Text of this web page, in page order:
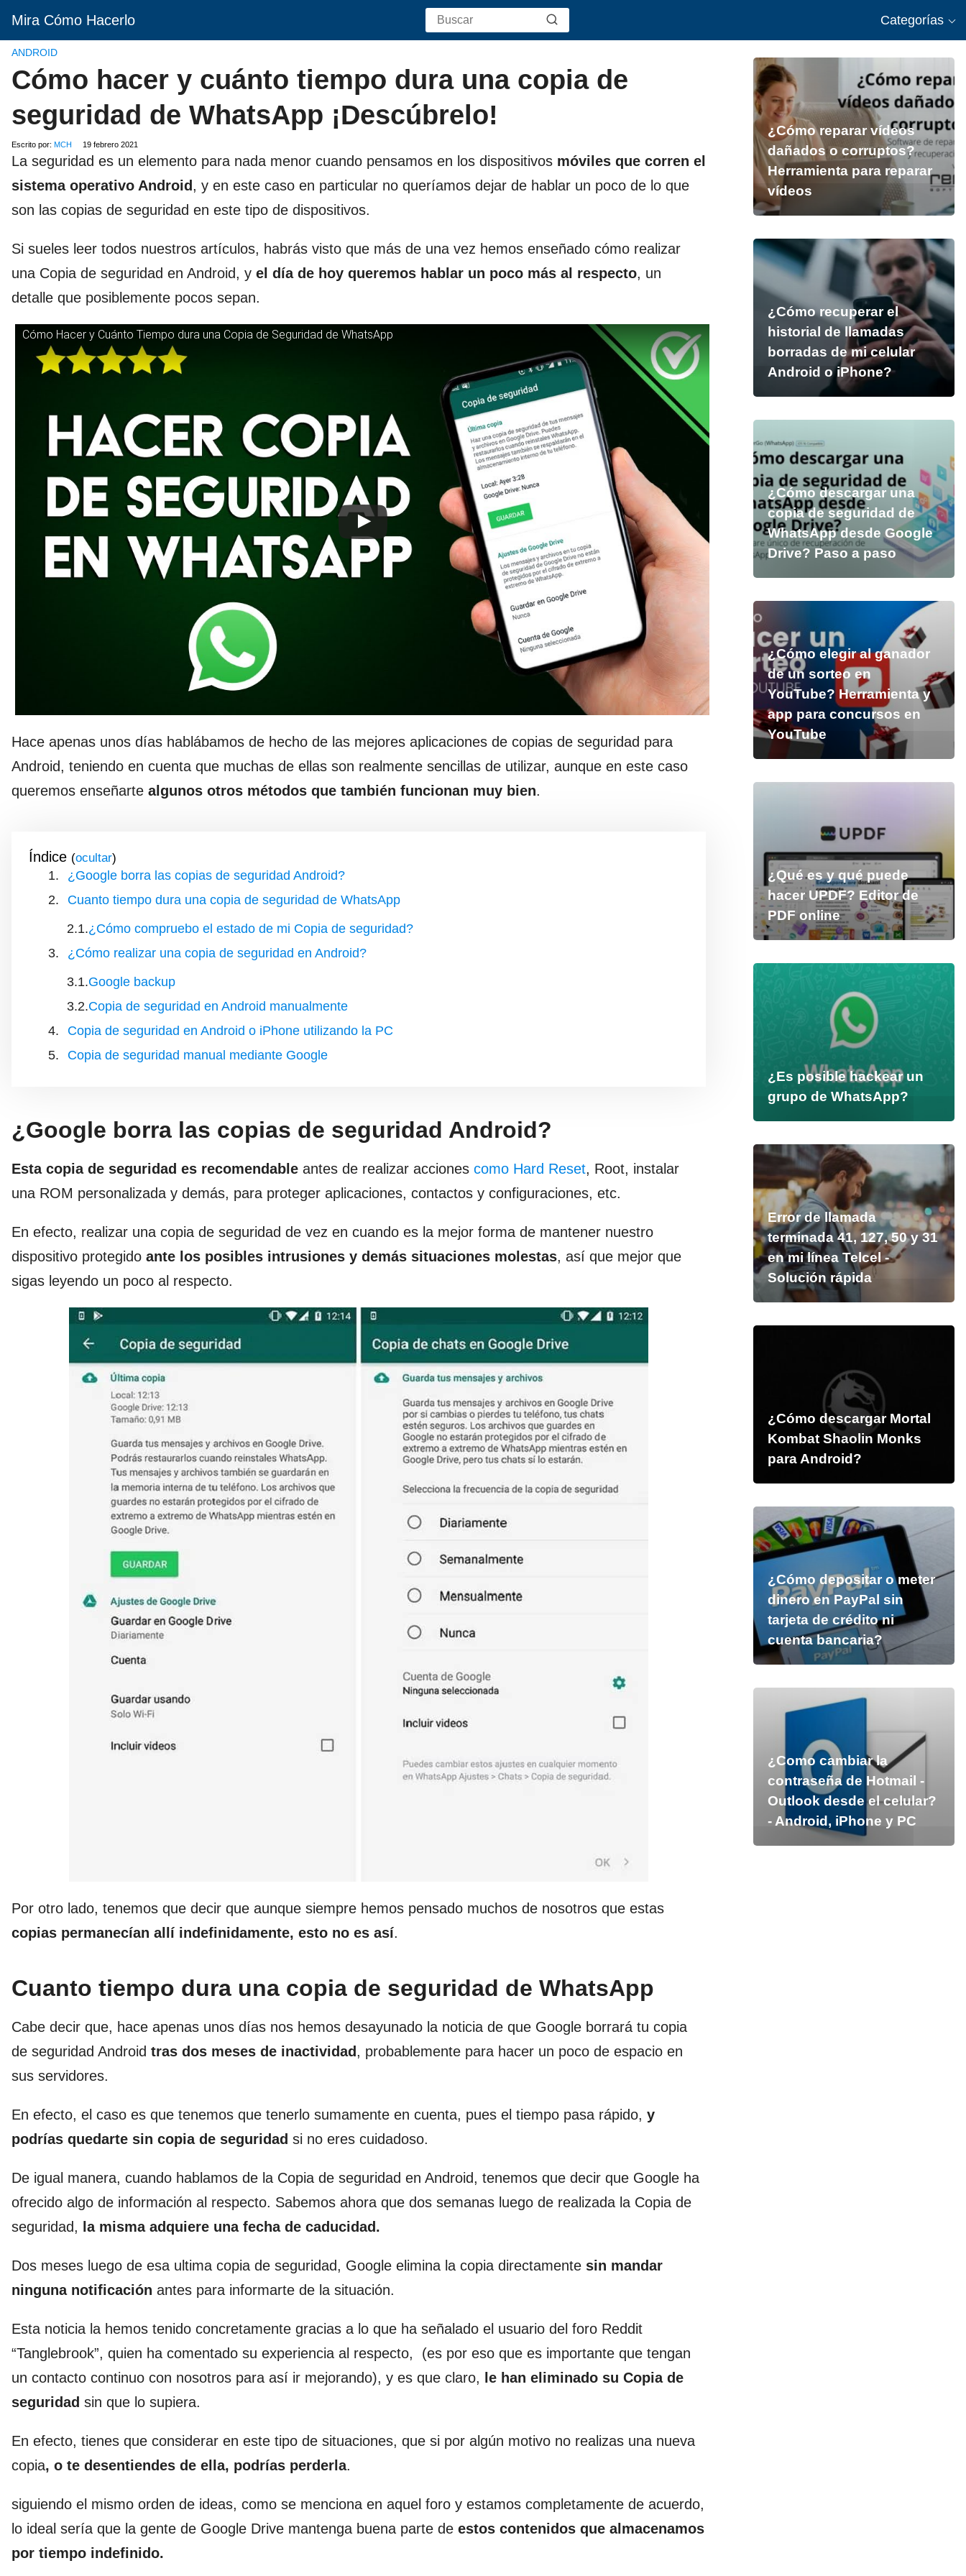
Mira Cómo Hacerlo Categorías
ANDROID
Cómo hacer y cuánto tiempo dura una copia de
seguridad de WhatsApp ¡Descúbrelo!
Escrito por: MCH 19 febrero 2021
La seguridad es un elemento para nada menor cuando pensamos en los dispositivos móviles que corren el
sistema operativo Android , y en este caso en particular no queríamos dejar de hablar un poco de lo que
son las copias de seguridad en este tipo de dispositivos.
Si sueles leer todos nuestros artículos, habrás visto que más de una vez hemos enseñado cómo realizar
una Copia de seguridad en Android, y el día de hoy queremos hablar un poco más al respecto, un
detalle que posiblemente pocos sepan.
Cómo Hacer y Cuánto Tiempo dura una Copia de Seguridad de WhatsApp
Hace apenas unos días hablábamos de hecho de las mejores aplicaciones de copias de seguridad para
Android, teniendo en cuenta que muchas de ellas son realmente sencillas de utilizar, aunque en este caso
queremos enseñarte algunos otros métodos que también funcionan muy bien.
Índice ( )
¿Google borra las copias de seguridad Android?
Cuanto tiempo dura una copia de seguridad de WhatsApp
¿Cómo compruebo el estado de mi Copia de seguridad?
¿Cómo realizar una copia de seguridad en Android?
Google backup
Copia de seguridad en Android manualmente
Copia de seguridad en Android o iPhone utilizando la PC
Copia de seguridad manual mediante Google
¿Google borra las copias de seguridad Android?
Esta copia de seguridad es recomendable antes de realizar acciones como Hard Reset, Root, instalar
una ROM personalizada y demás, para proteger aplicaciones, contactos y configuraciones, etc.
En efecto, realizar una copia de seguridad de vez en cuando es la mejor forma de mantener nuestro
dispositivo protegido ante los posibles intrusiones y demás situaciones molestas, así que mejor que
sigas leyendo un poco al respecto.
Por otro lado, tenemos que decir que aunque siempre hemos pensado muchos de nosotros que estas
copias permanecían allí indefinidamente, esto no es así.
Cuanto tiempo dura una copia de seguridad de WhatsApp
Cabe decir que, hace apenas unos días nos hemos desayunado la noticia de que Google borrará tu copia
de seguridad Android tras dos meses de inactividad, probablemente para hacer un poco de espacio en
sus servidores.
En efecto, el caso es que tenemos que tenerlo sumamente en cuenta, pues el tiempo pasa rápido, y
podrías quedarte sin copia de seguridad si no eres cuidadoso.
De igual manera, cuando hablamos de la Copia de seguridad en Android, tenemos que decir que Google ha
ofrecido algo de información al respecto. Sabemos ahora que dos semanas luego de realizada la Copia de
seguridad, la misma adquiere una fecha de caducidad.
Dos meses luego de esa ultima copia de seguridad, Google elimina la copia directamente sin mandar
ninguna notificación antes para informarte de la situación.
Esta noticia la hemos tenido concretamente gracias a lo que ha señalado el usuario del foro Reddit
“Tanglebrook”, quien ha comentado su experiencia al respecto, (es por eso que es importante que tengan
un contacto continuo con nosotros para así ir mejorando), y es que claro, le han eliminado su Copia de
seguridad sin que lo supiera.
En efecto, tienes que considerar en este tipo de situaciones, que si por algún motivo no realizas una nueva
copia, o te desentiendes de ella, podrías perderla.
siguiendo el mismo orden de ideas, como se menciona en aquel foro y estamos completamente de acuerdo,
lo ideal sería que la gente de Google Drive mantenga buena parte de estos contenidos que almacenamos
por tiempo indefinido.
¿Cómo reparar vídeos
dañados o corruptos?
Herramienta para reparar
vídeos
¿Cómo recuperar el
historial de llamadas
borradas de mi celular
Android o iPhone?
¿Cómo descargar una
copia de seguridad de
WhatsApp desde Google
Drive? Paso a paso
¿Cómo elegir al ganador
de un sorteo en
YouTube? Herramienta y
app para concursos en
YouTube
¿Qué es y qué puede
hacer UPDF? Editor de
PDF online
¿Es posible hackear un
grupo de WhatsApp?
Error de llamada
terminada 41, 127, 50 y 31
en mi línea Telcel -
Solución rápida
¿Cómo descargar Mortal
Kombat Shaolin Monks
para Android?
¿Cómo depositar o meter
dinero en PayPal sin
tarjeta de crédito ni
cuenta bancaria?
¿Como cambiar la
contraseña de Hotmail -
Outlook desde el celular?
- Android, iPhone y PC